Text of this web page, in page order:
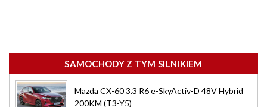
SAMOCHODY Z TYM SILNIKIEM
Mazda CX-60 3.3 R6 e-SkyActiv-D 48V Hybrid
200KM (T3-Y5)